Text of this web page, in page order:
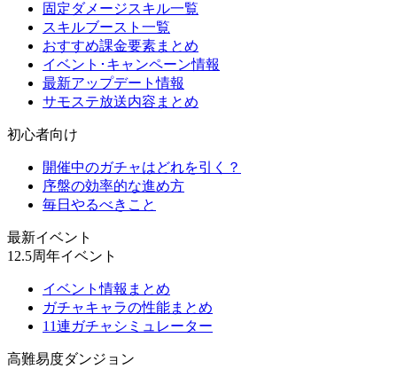
固定ダメージスキル一覧
スキルブースト一覧
おすすめ課金要素まとめ
イベント･キャンペーン情報
最新アップデート情報
サモステ放送内容まとめ
初心者向け
開催中のガチャはどれを引く？
序盤の効率的な進め方
毎日やるべきこと
最新イベント
12.5周年イベント
イベント情報まとめ
ガチャキャラの性能まとめ
11連ガチャシミュレーター
高難易度ダンジョン